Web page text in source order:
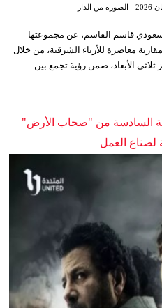
قاسم القاسم، عن مجموعتها
تميزت بمقاربة معاصرة للأزياء الشرقية، من خلال
الأبعاد، ضمن رؤية تجمع بين
السادسة من "صحاب الأرض"
لصناع العمل